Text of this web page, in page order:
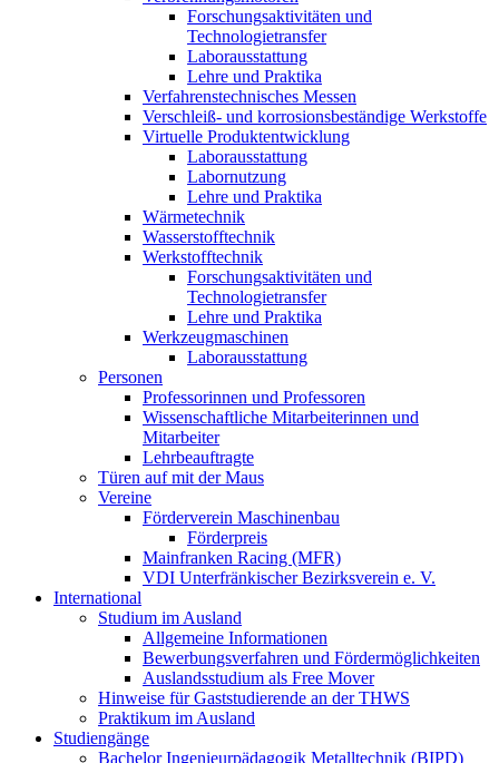
Forschungsaktivitäten und
Technologietransfer
Laborausstattung
Lehre und Praktika
Verfahrenstechnisches Messen
Verschleiß- und korrosionsbeständige Werkstoffe
Virtuelle Produktentwicklung
Laborausstattung
Labornutzung
Lehre und Praktika
Wärmetechnik
Wasserstofftechnik
Werkstofftechnik
Forschungsaktivitäten und
Technologietransfer
Lehre und Praktika
Werkzeugmaschinen
Laborausstattung
Personen
Professorinnen und Professoren
Wissenschaftliche Mitarbeiterinnen und
Mitarbeiter
Lehrbeauftragte
Türen auf mit der Maus
Vereine
Förderverein Maschinenbau
Förderpreis
Mainfranken Racing (MFR)
VDI Unterfränkischer Bezirksverein e. V.
International
Studium im Ausland
Allgemeine Informationen
Bewerbungsverfahren und Fördermöglichkeiten
Auslandsstudium als Free Mover
Hinweise für Gaststudierende an der THWS
Praktikum im Ausland
Studiengänge
Bachelor Ingenieurpädagogik Metalltechnik (BIPD)